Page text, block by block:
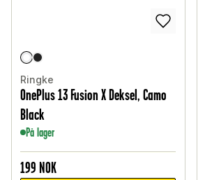
Ringke
OnePlus 13 Fusion X Deksel, Camo
Black
På lager
199 NOK